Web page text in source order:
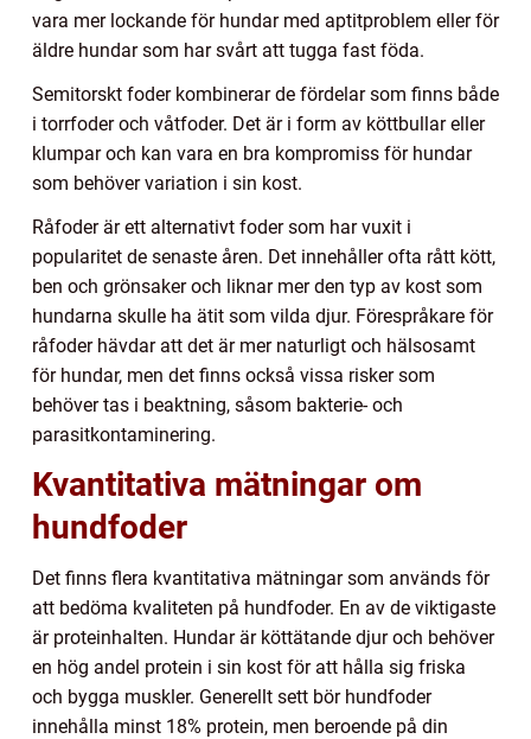
vara mer lockande för hundar med aptitproblem eller för
äldre hundar som har svårt att tugga fast föda.
Semitorskt foder kombinerar de fördelar som finns både
i torrfoder och våtfoder. Det är i form av köttbullar eller
klumpar och kan vara en bra kompromiss för hundar
som behöver variation i sin kost.
Råfoder är ett alternativt foder som har vuxit i
popularitet de senaste åren. Det innehåller ofta rått kött,
ben och grönsaker och liknar mer den typ av kost som
hundarna skulle ha ätit som vilda djur. Förespråkare för
råfoder hävdar att det är mer naturligt och hälsosamt
för hundar, men det finns också vissa risker som
behöver tas i beaktning, såsom bakterie- och
parasitkontaminering.
Kvantitativa mätningar om
hundfoder
Det finns flera kvantitativa mätningar som används för
att bedöma kvaliteten på hundfoder. En av de viktigaste
är proteinhalten. Hundar är köttätande djur och behöver
en hög andel protein i sin kost för att hålla sig friska
och bygga muskler. Generellt sett bör hundfoder
innehålla minst 18% protein, men beroende på din